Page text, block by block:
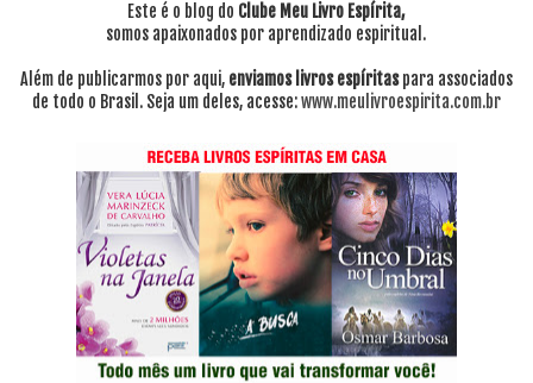
Este é o blog do Clube Meu Livro Espírita,
somos apaixonados por aprendizado espiritual.
Além de publicarmos por aqui, enviamos livros espíritaspara associados
de todo o Brasil. Seja um deles, acesse:www.meulivroespirita.com.br